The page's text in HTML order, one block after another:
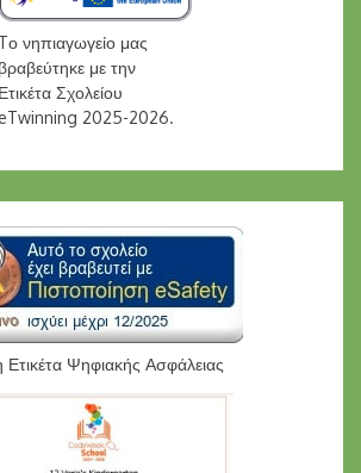
Tο νηπιαγωγείο μας
βραβεύτηκε με την
Ετικέτα Σχολείου
eTwinning 2025-2026.
Ετικέτα Ψηφιακής Ασφάλειας